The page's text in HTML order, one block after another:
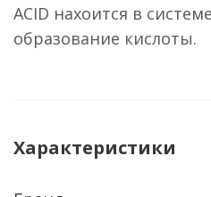
ACID нахоится в
образование кислоты.
Характеристики